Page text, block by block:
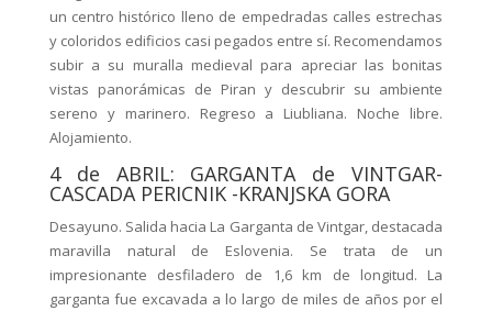
un centro histórico lleno de empedradas calles estrechas
y coloridos edificios casi pegados entre sí. Recomendamos
subir a su muralla medieval para apreciar las bonitas
vistas panorámicas de Piran y descubrir su ambiente
sereno y marinero. Regreso a Liubliana. Noche libre.
Alojamiento.
4 de ABRIL: GARGANTA de VINTGAR-
CASCADA PERICNIK -KRANJSKA GORA
Desayuno. Salida hacia La Garganta de Vintgar, destacada
maravilla natural de Eslovenia. Se trata de un
impresionante desfiladero de 1,6 km de longitud. La
garganta fue excavada a lo largo de miles de años por el